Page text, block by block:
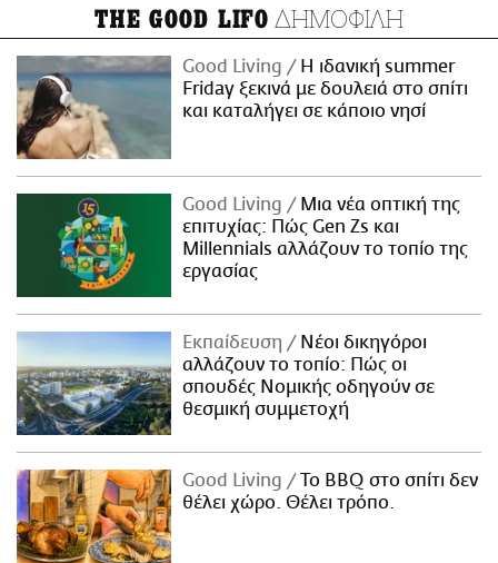
THE GOOD LIFO ΔΗΜΟΦΙΛΗ
Good Living
Η ιδανική summer
Friday ξεκινά με δουλειά στο σπίτι
και καταλήγει σε κάποιο νησί
Good Living
Μια νέα οπτική της
επιτυχίας: Πώς Gen Zs και
Millennials αλλάζουν το τοπίο της
εργασίας
Εκπαίδευση
Νέοι δικηγόροι
αλλάζουν το τοπίο: Πώς οι
σπουδές Νομικής οδηγούν σε
θεσμική συμμετοχή
Good Living
Το BBQ στο σπίτι δεν
θέλει χώρο. Θέλει τρόπο.